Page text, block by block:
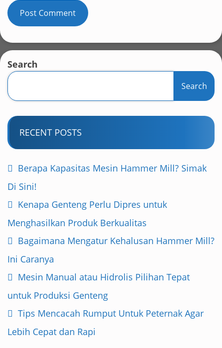
Search
Search
RECENT POSTS
Berapa Kapasitas Mesin Hammer Mill? Simak
Di Sini!
Kenapa Genteng Perlu Dipres untuk
Menghasilkan Produk Berkualitas
Bagaimana Mengatur Kehalusan Hammer Mill?
Ini Caranya
Mesin Manual atau Hidrolis Pilihan Tepat
untuk Produksi Genteng
Tips Mencacah Rumput Untuk Peternak Agar
Lebih Cepat dan Rapi